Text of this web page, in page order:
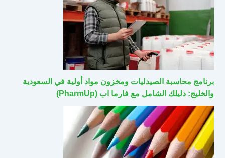
برنامج محاسبة الصيدليات ومخزون مواد أولية في السعودية
والخليج: دليلك الشامل مع فارما اب (PharmUp)